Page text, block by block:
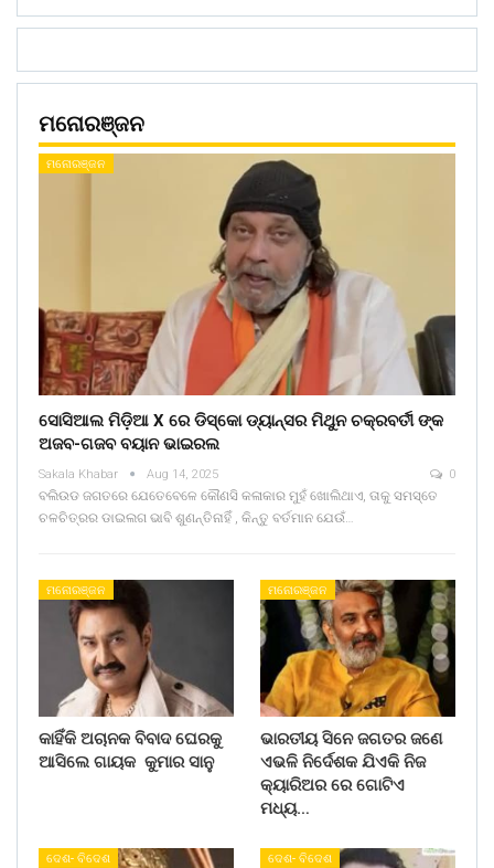
ମନୋରଞ୍ଜନ
ମନୋରଞ୍ଜନ
ସୋସିଆଲ ମିଡ଼ିଆ X ରେ ଡିସ୍କୋ ଡ୍ୟାନ୍ସର ମିଥୁନ ଚକ୍ରବର୍ତୀ ଙ୍କ
ଅଜବ-ଗଜବ ବୟାନ ଭାଇରଲ
Sakala Khabar Aug 14, 2025 0
ବଲିଉଡ ଜଗତରେ ଯେତେବେଳେ କୌଣସି କଳାକାର ମୁହଁ ଖୋଲିଥାଏ, ତାକୁ ସମସ୍ତେ
ଚଳଚିତ୍ରର ଡାଇଲଗ ଭାବି ଶୁଣନ୍ତିନାହିଁ , କିନ୍ତୁ ବର୍ତମାନ ଯେଉଁ…
ମନୋରଞ୍ଜନ
କାହିଁକି ଅଚାନକ ବିବାଦ ଘେରକୁ
ଆସିଲେ ଗାୟକ କୁମାର ସାନୁ
ମନୋରଞ୍ଜନ
ଭାରତୀୟ ସିନେ ଜଗତର ଜଣେ
ଏଭଳି ନିର୍ଦେଶକ ଯିଏକି ନିଜ
କ୍ୟାରିଅର ରେ ଗୋଟିଏ
ମଧ୍ୟ…
ଦେଶ- ବିଦେଶ ଦେଶ- ବିଦେଶ